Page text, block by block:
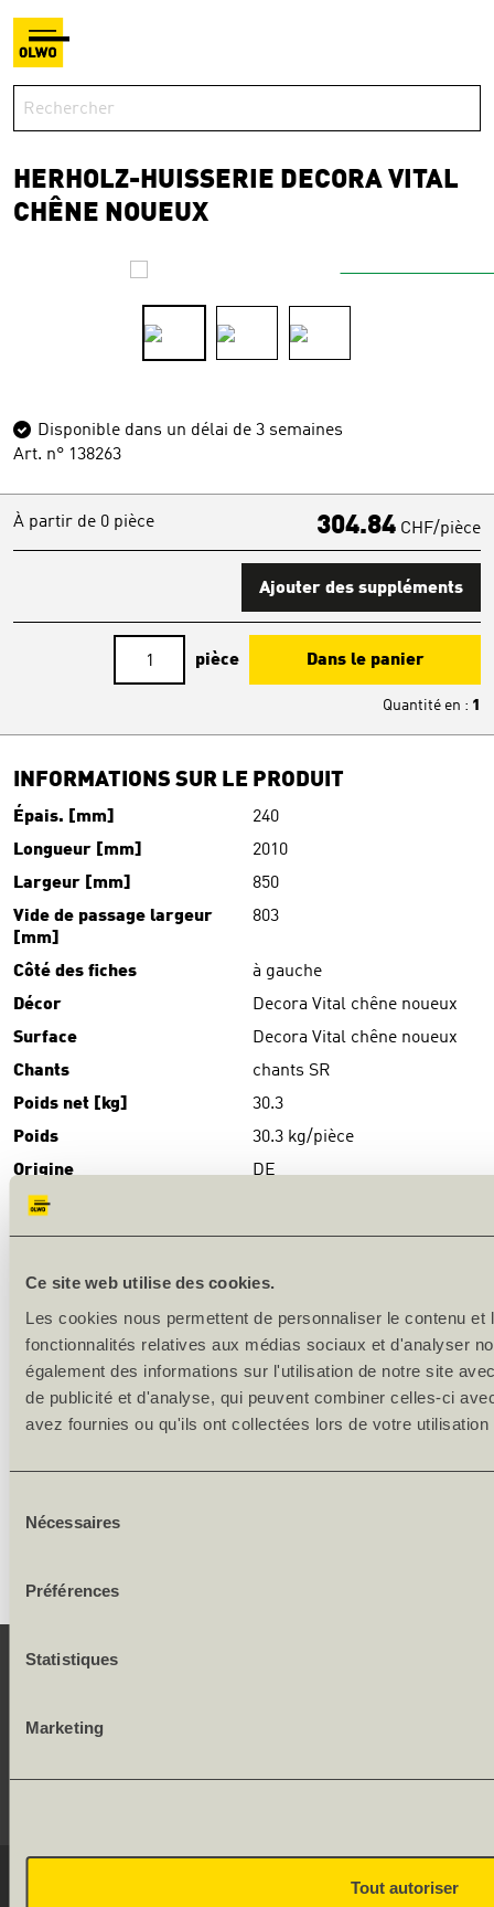
Ce site web utilise des cookies.
Les cookies nous permettent de personnaliser le contenu
fonctionnalités relatives aux médias sociaux et d'analyser
également des informations sur l'utilisation de notre site
de publicité et d'analyse, qui peuvent combiner celles-ci
avez fournies ou qu'ils ont collectées lors de votre
Nécessaires
Préférences
Statistiques
Marketing
Tout autoriser
HERHOLZ-HUISSERIE DECORA VITAL
CHÊNE NOUEUX
Disponible dans un délai de 3 semaines
Art. n° 138263
À partir de 0 pièce 304.84 CHF/pièce
Ajouter des suppléments
pièce Dans le panier
Quantité en : 1
INFORMATIONS SUR LE PRODUIT
Épais. [mm]
240
Longueur [mm]
2010
Largeur [mm]
850
Vide de passage largeur
[mm]
803
Côté des fiches
à gauche
Décor
Decora Vital chêne noueux
Surface
Decora Vital chêne noueux
Chants
chants SR
Poids net [kg]
30.3
Poids
30.3 kg/pièce
Origine
DE
TÉLÉCHARGEMENTS
DESCRIPTION DU PRODUIT
Production en série
Surface: mélamine-CPL-stratifié
SERVICE